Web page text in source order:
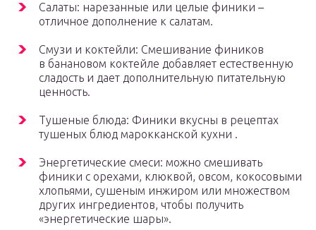
Салаты: нарезанные или целые финики –
отличное дополнение к салатам.
Смузи и коктейли: Смешивание фиников
в банановом коктейле добавляет естественную
сладость и дает дополнительную питательную
ценность.
Тушеные блюда: Финики вкусны в рецептах
тушеных блюд марокканской кухни .
Энергетические смеси: можно смешивать
финики с орехами, клюквой, овсом, кокосовыми
хлопьями, сушеным инжиром или множеством
других ингредиентов, чтобы получить
«энергетические шары».